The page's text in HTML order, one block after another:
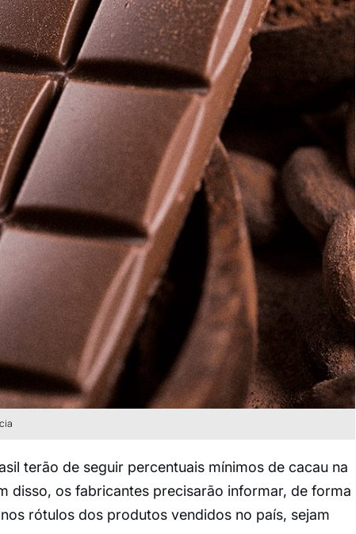
terão de seguir percentuais mínimos de cacau na
disso, os fabricantes precisarão informar, de forma
rótulos dos produtos vendidos no país, sejam